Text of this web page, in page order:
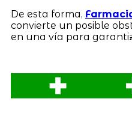
De esta forma,
convierte un posible
en una vía para